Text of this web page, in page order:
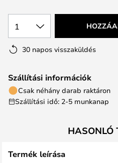
1
30 napos visszaküldés
Szállítási információk
Csak néhány darab raktáron
Szállítási idő: 2-5 munkanap
HASONLÓ
Termék leírása